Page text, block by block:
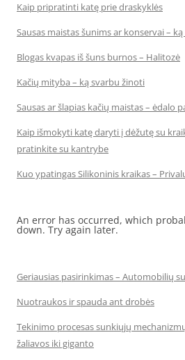
Kaip pripratinti katę prie draskyklės
Sausas maistas šunims ar konservai –
Blogas kvapas iš šuns burnos – Halitozė
Kačių mityba – ką svarbu žinoti
Sausas ar šlapias kačių maistas – ėdalo
Kaip išmokyti katę daryti į dėžutę su
pratinkite su kantrybe
Kuo ypatingas Silikoninis kraikas –
An error has occurred, which
down. Try again later.
Geriausias pasirinkimas – Automobilių
Nuotraukos ir spauda ant drobės
Tekinimo procesas sunkiųjų
žaliavos iki giganto